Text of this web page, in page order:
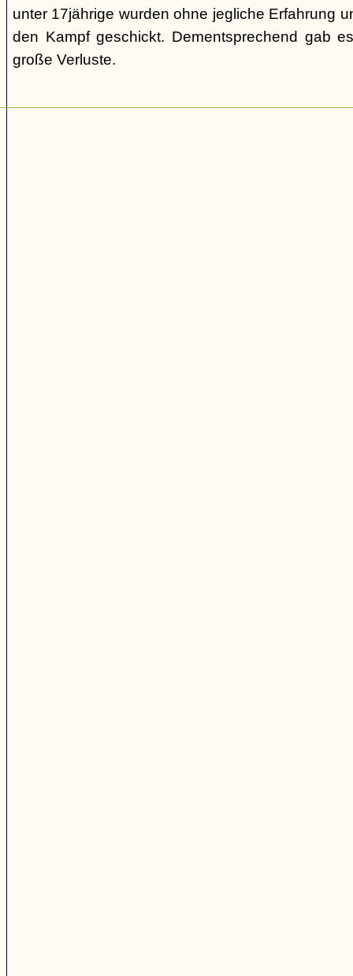
unter 17jährige wurden ohne jegliche Erfahrung
den Kampf geschickt. Dementsprechend gab
große Verluste.